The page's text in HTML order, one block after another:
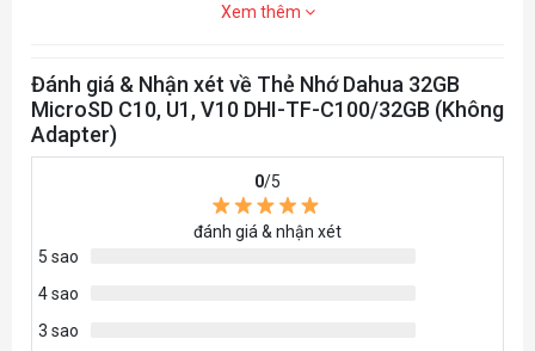
Warranty
KM8GMCSDUHSP
Xem thêm
Đánh giá & Nhận xét về Thẻ Nhớ Dahua 32GB
MicroSD C10, U1, V10 DHI-TF-C100/32GB (Không
Adapter)
0/5
đánh giá & nhận xét
5 sao
4 sao
3 sao